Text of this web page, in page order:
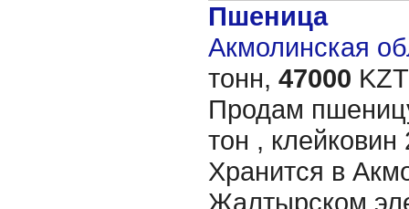
Пшеница
Акмолинская
тонн, 47000
Продам
тон ,
Хранится в
Жалтырском